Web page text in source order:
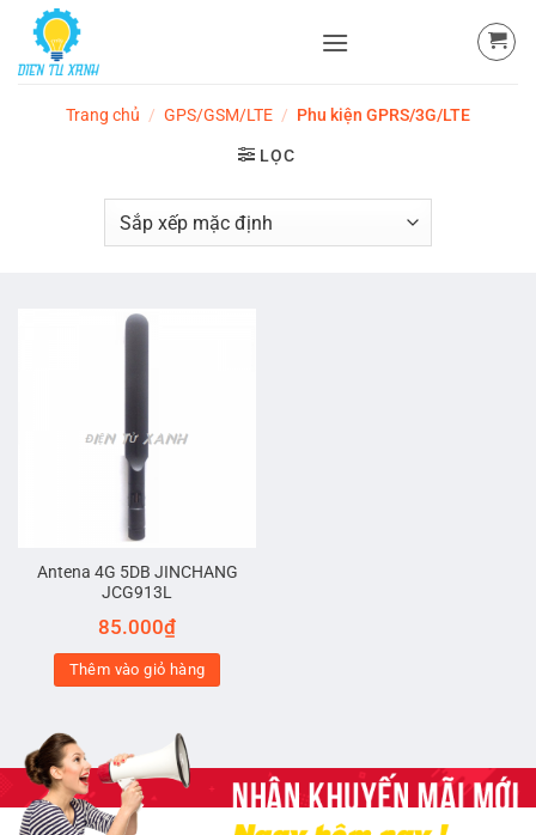
content
Trang chủ / GPS/GSM/LTE / Phu kiện GPRS/3G/LTE
LỌC
Antena 4G 5DB JINCHANG
JCG913L
85.000₫
Thêm vào giỏ hàng